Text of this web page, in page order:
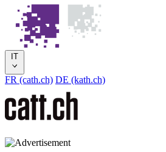
IT
FR (cath.ch) DE (kath.ch)